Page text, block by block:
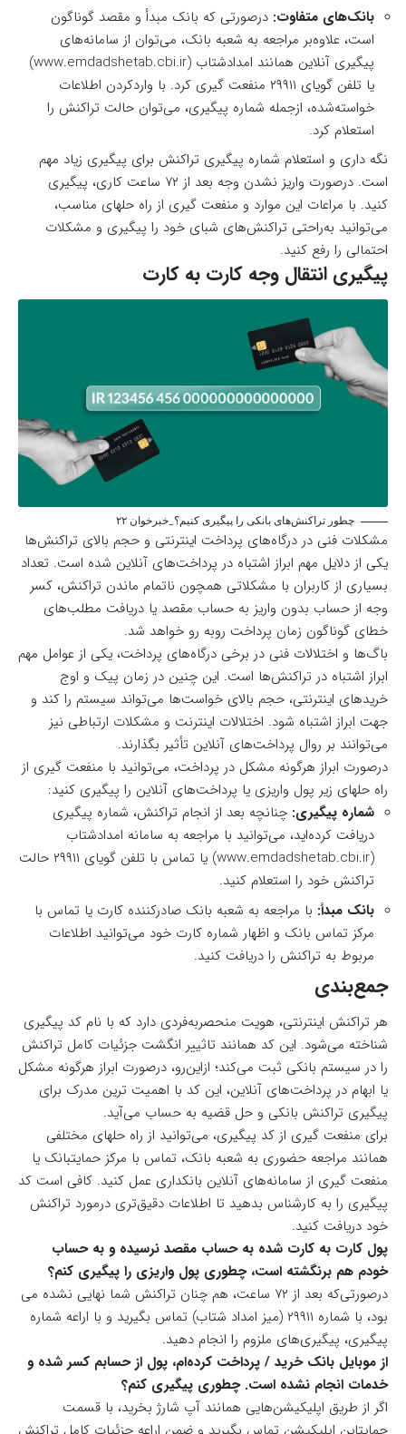
بانک‌های متفاوت: درصورتی که بانک مبدأ و مقصد گوناگون
است، علاوه‌بر مراجعه به شعبه بانک، می‌توان از سامانه‌های
پیگیری آنلاین همانند امدادشتاب (www.emdadshetab.cbi.ir)
یا تلفن گویای ۲۹۹۱۱ منفعت گیری کرد. با واردکردن اطلاعات
خواسته‌شده، ازجمله شماره پیگیری، می‌توان حالت تراکنش را
استعلام کرد.
نگه داری و استعلام شماره پیگیری تراکنش برای پیگیری زیاد مهم
است. درصورت واریز نشدن وجه بعد از ۷۲ ساعت کاری، پیگیری
کنید. با مراعات این موارد و منفعت گیری از راه حلهای مناسب،
می‌توانید به‌راحتی تراکنش‌های شبای خود را پیگیری و مشکلات
احتمالی را رفع کنید.
پیگیری انتقال وجه کارت به کارت
چطور تراکنش‌های بانکی را پیگیری کنیم؟_خبرخوان ۲۲
مشکلات فنی در درگاه‌های پرداخت اینترنتی و حجم بالای تراکنش‌ها
یکی از دلایل مهم ابراز اشتباه در پرداخت‌های آنلاین شده است. تعداد
بسیاری از کاربران با مشکلاتی همچون ناتمام ماندن تراکنش، کسر
وجه از حساب بدون واریز به حساب مقصد یا دریافت مطلب‌های
خطای گوناگون زمان پرداخت روبه رو خواهد شد.
باگ‌ها و اختلالات فنی در برخی درگاه‌های پرداخت، یکی از عوامل مهم
ابراز اشتباه در تراکنش‌ها است. این چنین در زمان پیک و اوج
خریدهای اینترنتی، حجم بالای خواست‌ها می‌تواند سیستم را کند و
جهت ابراز اشتباه شود. اختلالات اینترنت و مشکلات ارتباطی نیز
می‌توانند بر روال پرداخت‌های آنلاین تأثیر بگذارند.
درصورت ابراز هرگونه مشکل در پرداخت، می‌توانید با منفعت گیری از
راه حلهای زیر پول واریزی یا پرداخت‌های آنلاین را پیگیری کنید:
شماره پیگیری: چنانچه بعد از انجام تراکنش، شماره پیگیری
دریافت کرده‌اید، می‌توانید با مراجعه به سامانه امدادشتاب
(www.emdadshetab.cbi.ir) یا تماس با تلفن گویای ۲۹۹۱۱ حالت
تراکنش خود را استعلام کنید.
بانک مبدأ: با مراجعه به شعبه بانک صادرکننده کارت یا تماس با
مرکز تماس بانک و اظهار شماره کارت خود می‌توانید اطلاعات
مربوط به تراکنش را دریافت کنید.
جمع‌بندی
هر تراکنش اینترنتی، هویت منحصربه‌فردی دارد که با نام کد پیگیری
شناخته می‌شود. این کد همانند تاثییر انگشت جزئیات کامل تراکنش
را در سیستم بانکی ثبت می‌کند؛ ازاین‌رو، درصورت ابراز هرگونه مشکل
یا ابهام در پرداخت‌های آنلاین، این کد با اهمیت ترین مدرک برای
پیگیری تراکنش بانکی و حل قضیه به حساب می‌آید.
برای منفعت گیری از کد پیگیری، می‌توانید از راه حلهای مختلفی
همانند مراجعه حضوری به شعبه بانک، تماس با مرکز حمایتبانک یا
منفعت گیری از سامانه‌های آنلاین بانکداری عمل کنید. کافی است کد
پیگیری را به کارشناس بدهید تا اطلاعات دقیق‌تری درمورد تراکنش
خود دریافت کنید.
پول کارت به کارت شده به حساب مقصد نرسیده و به حساب
خودم هم برنگشته است، چطوری پول واریزی را پیگیری کنم؟
درصورتی‌که بعد از ۷۲ ساعت، هم چنان تراکنش شما نهایی نشده می
بود، با شماره ۲۹۹۱۱ (میز امداد شتاب) تماس بگیرید و با اراعه شماره
پیگیری، پیگیری‌های ملزوم را انجام دهید.
از موبایل بانک خرید / پرداخت کرده‌ام، پول از حسابم کسر شده و
خدمات انجام نشده است. چطوری پیگیری کنم؟
اگر از طریق اپلیکیشن‌هایی همانند آپ شارژ بخرید، با قسمت